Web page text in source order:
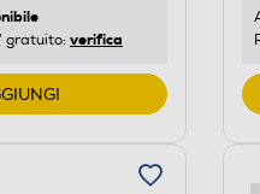
gratuito: verifica